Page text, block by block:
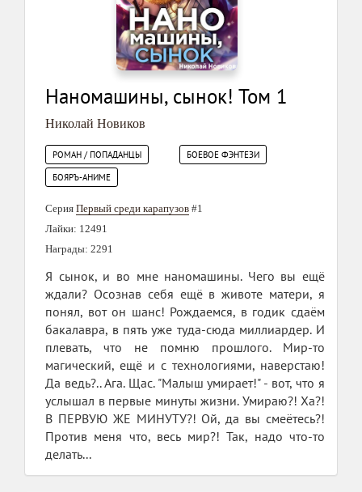
Наномашины, сынок! Том 1
Николай Новиков
РОМАН / ПОПАДАНЦЫ
БОЕВОЕ ФЭНТЕЗИ
БОЯРЪ-АНИМЕ
Серия Первый среди карапузов #1
Лайки: 12491
Награды: 2291
Я сынок, и во мне наномашины. Чего вы ещё
ждали? Осознав себя ещё в животе матери, я
понял, вот он шанс! Рождаемся, в годик сдаём
бакалавра, в пять уже туда-сюда миллиардер. И
плевать, что не помню прошлого. Мир-то
магический, ещё и с технологиями, наверстаю!
Да ведь?.. Ага. Щас. "Малыш умирает!" - вот, что я
услышал в первые минуты жизни. Умираю?! Ха?!
В ПЕРВУЮ ЖЕ МИНУТУ?! Ой, да вы смеётесь?!
Против меня что, весь мир?! Так, надо что-то
делать...